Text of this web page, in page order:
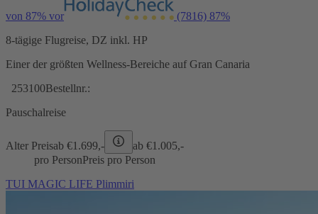
von 87% vor (7816) 87%
8-tägige Flugreise, DZ inkl. HP
Einer der größten Wellness-Bereiche auf Gran Canaria
253100Bestellnr.:
Pauschalreise
Alter Preisab €1.699,- ab €1.005,-
pro PersonPreis pro Person
TUI MAGIC LIFE Plimmiri